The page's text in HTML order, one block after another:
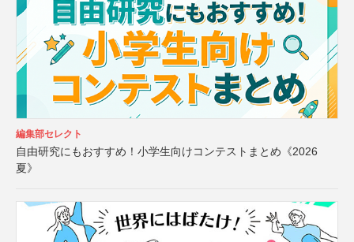
編集部セレクト
自由研究にもおすすめ！小学生向けコンテストまとめ《2026
夏》